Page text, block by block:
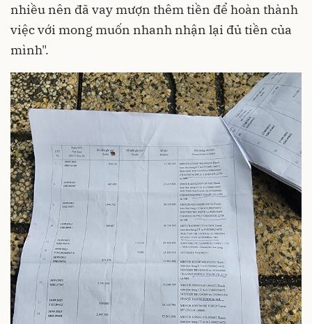
nhiều nên đã vay mượn thêm tiền để hoàn thành
việc với mong muốn nhanh nhận lại đủ tiền của
mình".